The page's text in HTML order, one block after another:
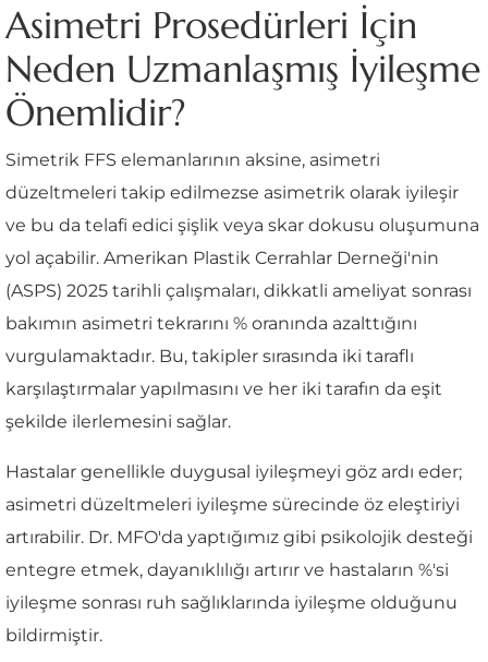
Asimetri Prosedürleri İçin
Neden Uzmanlaşmış İyileşme
Önemlidir?
Simetrik FFS elemanlarının aksine, asimetri
düzeltmeleri takip edilmezse asimetrik olarak iyileşir
ve bu da telafi edici şişlik veya skar dokusu oluşumuna
yol açabilir. Amerikan Plastik Cerrahlar Derneği'nin
(ASPS) 2025 tarihli çalışmaları, dikkatli ameliyat sonrası
bakımın asimetri tekrarını % oranında azalttığını
vurgulamaktadır. Bu, takipler sırasında iki taraflı
karşılaştırmalar yapılmasını ve her iki tarafın da eşit
şekilde ilerlemesini sağlar.
Hastalar genellikle duygusal iyileşmeyi göz ardı eder;
asimetri düzeltmeleri iyileşme sürecinde öz eleştiriyi
artırabilir. Dr. MFO'da yaptığımız gibi psikolojik desteği
entegre etmek, dayanıklılığı artırır ve hastaların %'si
iyileşme sonrası ruh sağlıklarında iyileşme olduğunu
bildirmiştir.